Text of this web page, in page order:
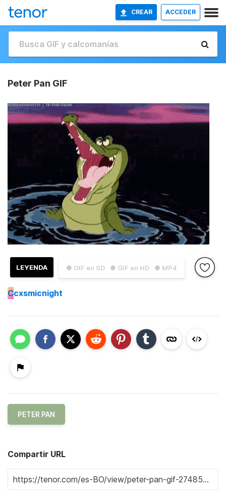
CREAR ACCEDER
Peter Pan GIF
● GIF en SD ● GIF en HD ● MP4
LEYENDA
Ccxsmicnight
PETER PAN
Compartir URL